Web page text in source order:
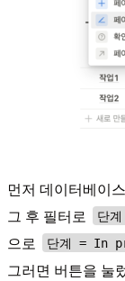
먼저 데이터베이
그 후 필터로
단
으로
단계 = In
그러면 버튼을 눌